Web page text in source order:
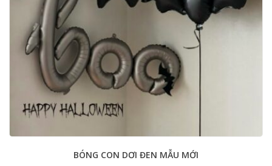
BÓNG CON DƠI ĐEN MẪU MỚI